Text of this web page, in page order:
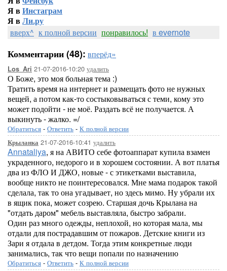
Я вИнстаграм
Я вЛи.ру
вверх^ к полной версии понравилось! в evernote
Комментарии (48): вперёд»
Los_Ari 21-07-2016-10:20 удалить
О Боже, это моя больная тема :)
Тратить время на интернет и размещать фото не нужных
вещей, а потом как-то состыковываться с теми, кому это
может подойти - не моё. Раздать всё не получается. А
выкинуть - жалко. =/
Обратиться - Ответить - К полной версии
Крыланка 21-07-2016-10:41 удалить
Annataliya, я на АВИТО себе фотоаппарат купила взамен
украденного, недорого и в хорошем состоянии. А вот платья
два из ФЛО И ДЖО, новые - с этикетками выставила,
вообще никто не поинтересовался. Мне мама подарок такой
сделала, так то она угадывает, но здесь мимо. Ну убрали их
в ящик пока, может созрею. Старшая дочь Крылана на
"отдать даром" мебель выставляла, быстро забрали.
Один раз много одежды, неплохой, но которая мала, мы
отдали для пострадавшим от пожаров. Детские книги из
Зари я отдала в детдом. Тогда этим конкретные люди
занимались, так что вещи попали по назначению
Обратиться - Ответить - К полной версии